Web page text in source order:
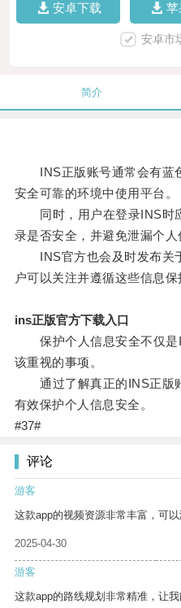
安卓下载 苹
安卓市
简介
INS正版账号通常会有蓝
安全可靠的环境中使用平台。
同时，用户在登录INS时
录是否安全，并避免泄漏个人
INS官方也会及时发布关
户可以关注并遵循这些信息保
ins正版官方下载入口
保护个人信息安全不仅是
该重视的事项。
通过了解真正的INS正版
有效保护个人信息安全。
#37#
评论
游客
这款app的视频资源非常丰富，可以
2025-04-30
游客
这款app的路线规划非常精准，让我